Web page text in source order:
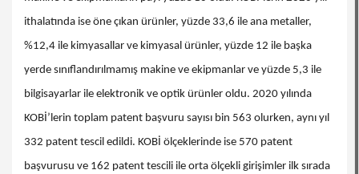
ithalatında ise öne çıkan ürünler, yüzde 33,6 ile ana metaller,
%12,4 ile kimyasallar ve kimyasal ürünler, yüzde 12 ile başka
yerde sınıflandırılmamış makine ve ekipmanlar ve yüzde 5,3 ile
bilgisayarlar ile elektronik ve optik ürünler oldu. 2020 yılında
KOBİ’lerin toplam patent başvuru sayısı bin 563 olurken, aynı yıl
332 patent tescil edildi. KOBİ ölçeklerinde ise 570 patent
başvurusu ve 162 patent tescili ile orta ölçekli girişimler ilk sırada